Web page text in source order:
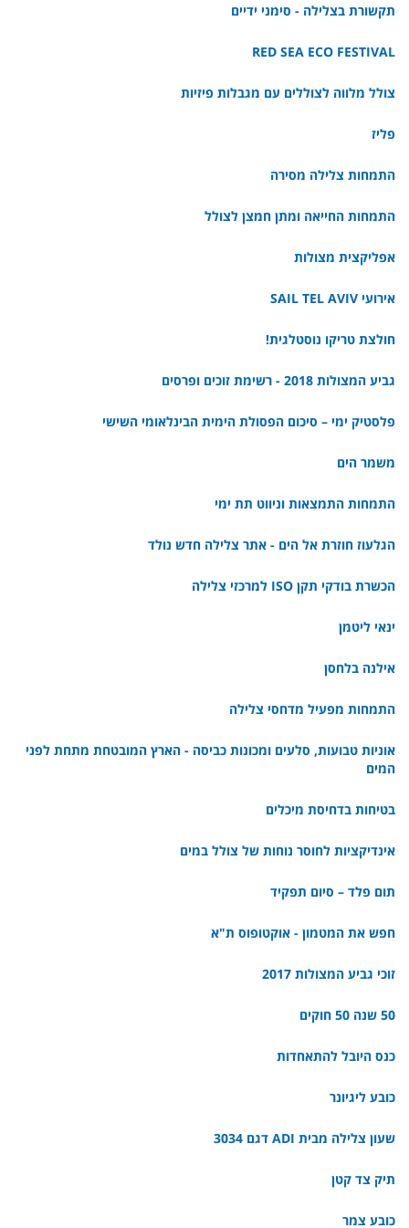
תקשורת בצלילה - סימני ידיים
RED SEA ECO FESTIVAL
צולל מלווה לצוללים עם מגבלות פיזיות
פליז
התמחות צלילה מסירה
התמחות החייאה ומתן חמצן לצולל
אפליקצית מצולות
אירועי SAIL TEL AVIV
חולצת טריקו נוסטלגית!
גביע המצולות 2018 - רשימת זוכים ופרסים
פלסטיק ימי – סיכום הפסולת הימית הבינלאומי השישי
משמר הים
התמחות התמצאות וניווט תת ימי
הגלעוז חוזרת אל הים - אתר צלילה חדש נולד
הכשרת בודקי תקן ISO למרכזי צלילה
ינאי ליטמן
אילנה בלחסן
התמחות מפעיל מדחסי צלילה
אוניות טבועות, סלעים ומכונות כביסה - הארץ המובטחת מתחת לפני
המים
בטיחות בדחיסת מיכלים
אינדיקציות לחוסר נוחות של צולל במים
תום פלד – סיום תפקיד
חפש את המטמון - אוקטופוס ת"א
זוכי גביע המצולות 2017
50 שנה 50 חוקים
כנס היובל להתאחדות
כובע ליגיונר
שעון צלילה מבית ADI דגם 3034
תיק צד קטן
כובע צמר